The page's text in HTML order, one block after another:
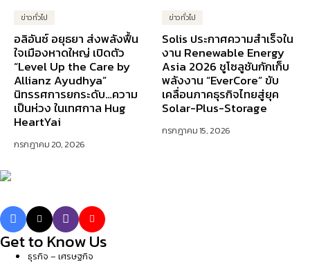
ข่าวทั่วไป
อลิอันซ์ อยุธยา ส่งพลังฟื้น
ใจเมืองหาดใหญ่ เปิดตัว
“Level Up the Care by
Allianz Ayudhya”
นิทรรศการยกระดับ…ความ
เป็นห่วง ในเทศกาล Hug
HeartYai
กรกฎาคม 20, 2026
ข่าวทั่วไป
Solis ประกาศความสำเร็จใน
งาน Renewable Energy
Asia 2026 ชูโซลูชันกักเก็บ
พลังงาน “EverCore” ขับ
เคลื่อนภาคธุรกิจไทยสู่ยุค
Solar-Plus-Storage
กรกฎาคม 15, 2026
Get to Know Us
ธุรกิจ – เศรษฐกิจ